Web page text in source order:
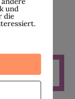
im Blut zu
und
die